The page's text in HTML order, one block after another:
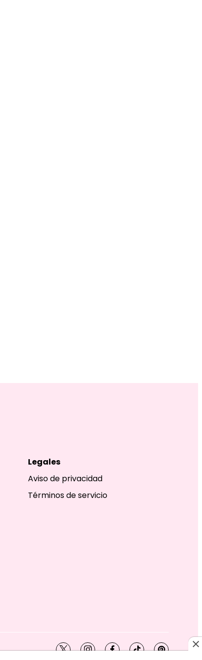
Legales
Aviso de privacidad
Términos de servicio
twitterinstagramfacebook
tiktokpinterest